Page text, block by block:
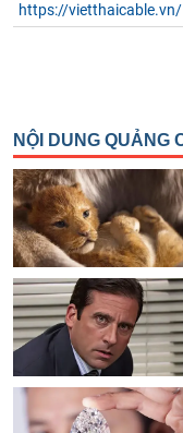
https://vietthaicable.vn/